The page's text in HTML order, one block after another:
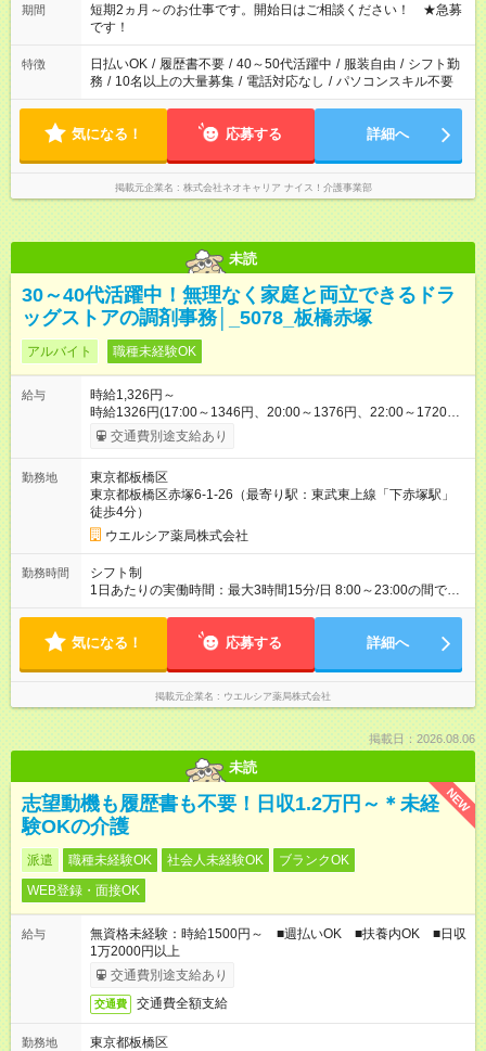
期間
短期2ヵ月～のお仕事です。開始日はご相談ください！ ★急募
です！
特徴 日払いOK / 履歴書不要 / 40～50代活躍中 / 服装自由 / シフト勤
務 / 10名以上の大量募集 / 電話対応なし / パソコンスキル不要
気になる！ 応募する 詳細へ
掲載元企業名 株式会社ネオキャリア ナイス！介護事業部
未読
30～40代活躍中！無理なく家庭と両立できるドラ
ッグストアの調剤事務│_5078_板橋赤塚
アルバイト 職種未経験OK
給与
時給1,326円～
時給1326円(17:00～1346円、20:00～1376円、22:00～1720円)
※深夜割増含む※研修期間3ヶ月以降、社内試験による更新判定
あり 社内試験合格後、時給＋50～100円の昇給あり （大学生は
変わりません。 【試用期間】試用期間あり 試用期間の長さ：3
ヶ月 雇用形態、給与は本採用時と同じです。
交通費別途支給あり
勤務地
東京都板橋区
東京都板橋区赤塚6-1-26（最寄り駅：東武東上線「下赤塚駅」
徒歩4分）
ウエルシア薬局株式会社
勤務時間
シフト制
1日あたりの実働時間：最大3時間15分/日 8:00～23:00の間で1
日3.25時間の勤務 ☆週2～4日の勤務 ※勤務曜日応相談 ☆未経
気になる！ 応募する 詳細へ
掲載元企業名 ウエルシア薬局株式会社
掲載日：2026.08.06
未読
NEW
志望動機も履歴書も不要！日収1.2万円～＊未経
験OKの介護
派遣 職種未経験OK 社会人未経験OK
ブランクOK
WEB登録・面接OK
給与
無資格未経験：時給1500円～ ■週払いOK ■扶養内OK ■日収
1万2000円以上
交通費別途支給あり
交通費 交通費全額支給
勤務地
東京都板橋区